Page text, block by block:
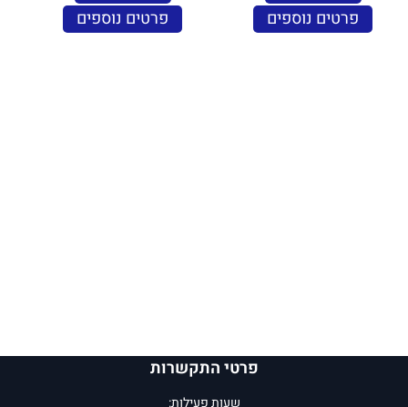
פרטים נוספים פרטים נוספים
פרטי התקשרות
שעות פעילות: